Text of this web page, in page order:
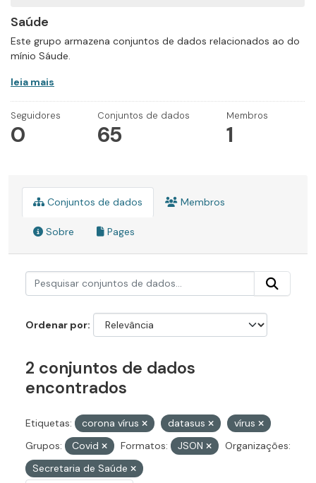
Saúde
Este grupo armazena conjuntos de dados relacionados ao do
mínio Sáude.
leia mais
Seguidores
0
Conjuntos de dados
65
Membros
1
Conjuntos de dados Membros
Sobre Pages
Ordenar por
2 conjuntos de dados
encontrados
Etiquetas: corona vírus datasus
vírus
Grupos:
Covid Formatos: JSON
Organizações:
Secretaria de Saúde